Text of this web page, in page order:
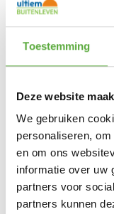
Toestemming
Deze website
We gebruiken
personaliseren,
en om ons
informatie over uw
partners voor
partners kunnen
1 op voorraad
In
Achteraf
Snelle
SKU8843
Categorieën
accessoires
Merk:
Weber